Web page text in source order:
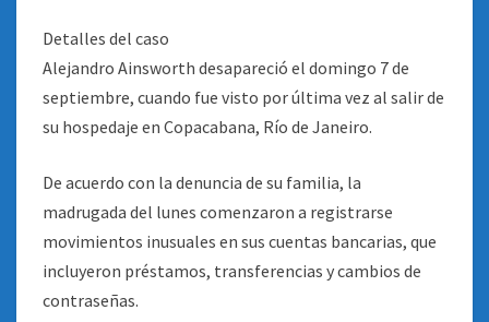
Detalles del caso
Alejandro Ainsworth desapareció el domingo 7 de
septiembre, cuando fue visto por última vez al salir de
su hospedaje en Copacabana, Río de Janeiro.
De acuerdo con la denuncia de su familia, la
madrugada del lunes comenzaron a registrarse
movimientos inusuales en sus cuentas bancarias, que
incluyeron préstamos, transferencias y cambios de
contraseñas.